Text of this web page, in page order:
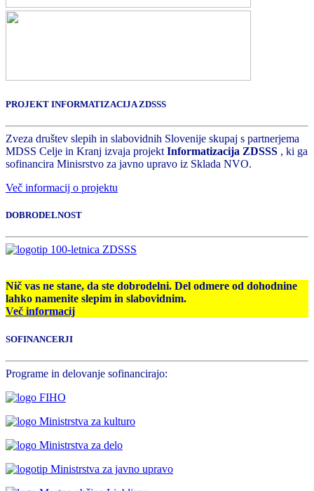
PROJEKT INFORMATIZACIJA ZDSSS
Zveza društev slepih in slabovidnih Slovenije skupaj s partnerjema
MDSS Celje in Kranj izvaja projekt Informatizacija ZDSSS , ki ga
sofinancira Minisrstvo za javno upravo iz Sklada NVO.
Več informacij o projektu
DOBRODELNOST
Nič vas ne stane, da ste dobrodelni. Del odmere od dohodnine
lahko namenite slepim in slabovidnim.
Več informacij
SOFINANCERJI
Programe in delovanje sofinancirajo: